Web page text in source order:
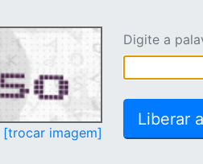
[trocar imagem]
Digite a